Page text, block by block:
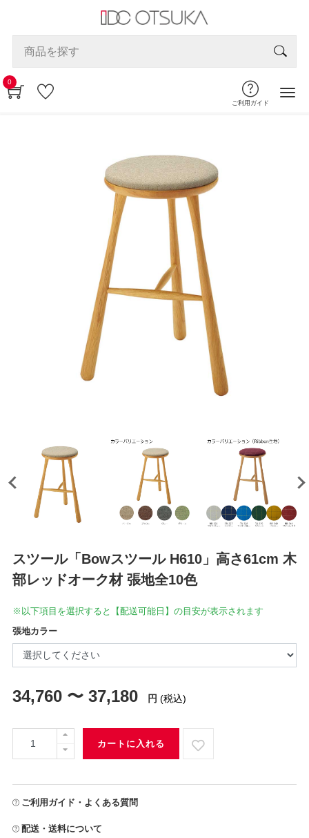
0
ご利用ガイド
スツール「Bowスツール H610」高さ61cm 木
部レッドオーク材 張地全10色
※以下項目を選択すると【配送可能日】の目安が表示されます
張地カラー
34,760 〜 37,180 円 (税込)
カートに入れる
ご利用ガイド・よくある質問
配送・送料について